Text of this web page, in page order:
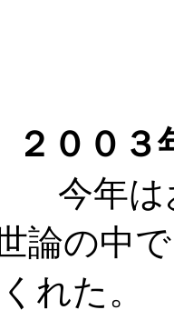
２００
い
論の中
れた。